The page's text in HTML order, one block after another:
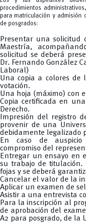
procedimientos
para matriculación y admisión
de posgrados:
Presentar una solicitud
Maestría,
solicitud se deberá
Dr. Fernando González
Laboral)
Una copia a colores de
votación.
Una hoja (máximo) con
Copia certificada en
Derecho.
Impresión del registro
provenir de una
debidamente legalizado
En caso de
compromiso del
Entregar un ensayo en
su trabajo de titulación.
fojas y se deberá
Cancelar el valor de la
Aplicar un examen de
Asistir a una entrevista
Para la inscripción al
de aprobación del
A2 para posgrado, de la